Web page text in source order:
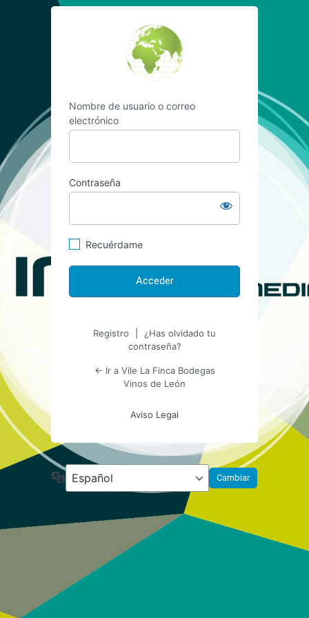
Acceder
Nombre de usuario o correo
electrónico
Contraseña
Recuérdame
Registro
¿Has olvidado tu
contraseña?
← Ir a Vile La Finca Bodegas
Vinos de León
Aviso Legal
Idioma